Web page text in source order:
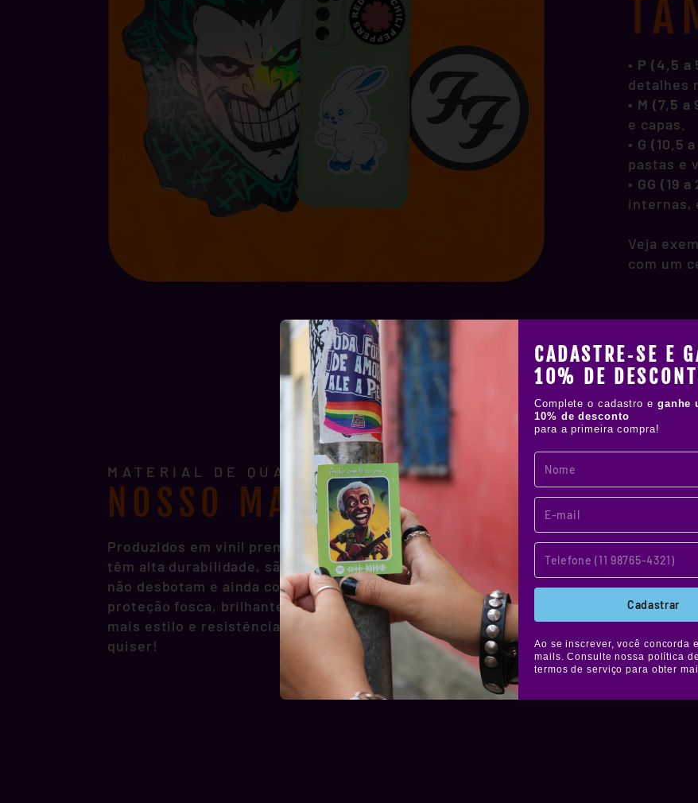
CADASTRE‑SE E
10% DE
Complete o cadastro e ganhe
10% de desconto
para a primeira compra!
Cadastrar
Ao se inscrever, você concorda
mails. Consulte nossa política
termos de serviço para obter
• P (4,5 a
detalhes
• M (7,5 a
e capas.
• G (10,5
pastas e
• GG (19 a
internas,
Veja
com um
MATERIAL DE QUALIDADE!
NOSSO MATERIAL
Produzidos em vinil premium, nossos stickers
têm alta durabilidade, são resistentes à água,
não desbotam e ainda contam com película de
proteção fosca, brilhante ou holográfica. Muito
mais estilo e resistência pra você colar onde
quiser!